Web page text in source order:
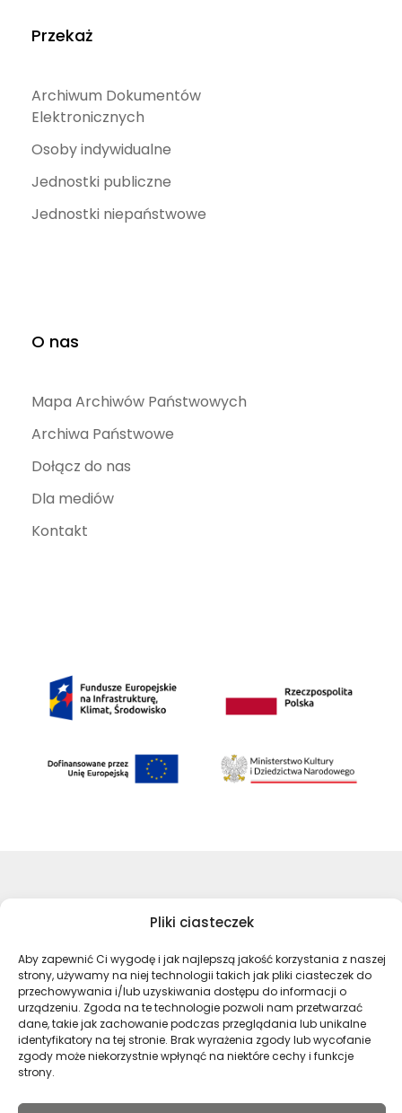
Pliki ciasteczek
Aby zapewnić Ci wygodę i jak najlepszą jakość korzystania z naszej
strony, używamy na niej technologii takich jak pliki ciasteczek do
przechowywania i/lub uzyskiwania dostępu do informacji o
urządzeniu. Zgoda na te technologie pozwoli nam przetwarzać
dane, takie jak zachowanie podczas przeglądania lub unikalne
identyfikatory na tej stronie. Brak wyrażenia zgody lub wycofanie
zgody może niekorzystnie wpłynąć na niektóre cechy i funkcje
strony.
Przekaż
Archiwum Dokumentów
Elektronicznych
Osoby indywidualne
Jednostki publiczne
Jednostki niepaństwowe
O nas
Mapa Archiwów Państwowych
Archiwa Państwowe
Dołącz do nas
Dla mediów
Kontakt
Wykonanie:nFinity.pl
Deklaracja dostępności
Polityka prywatności
Mapa strony